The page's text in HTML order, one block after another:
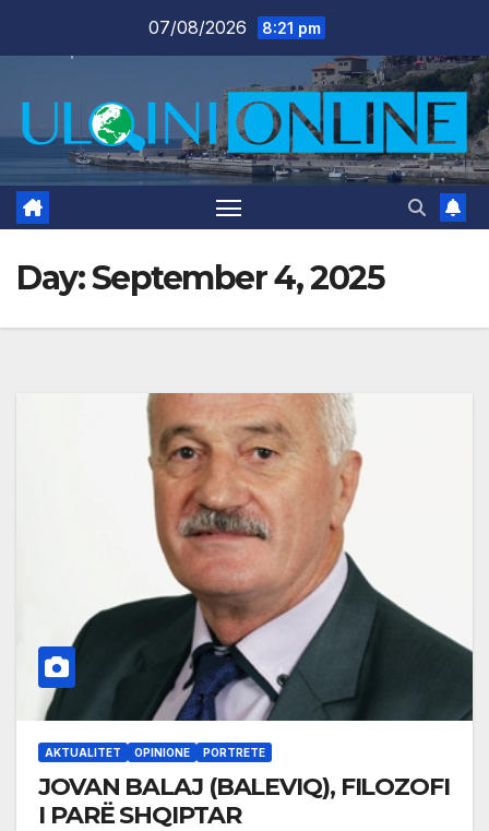
07/08/2026 8:21 pm
Day:September 4, 2025
AKTUALITET OPINIONE PORTRETE
JOVAN BALAJ (BALEVIQ), FILOZOFI
I PARË SHQIPTAR